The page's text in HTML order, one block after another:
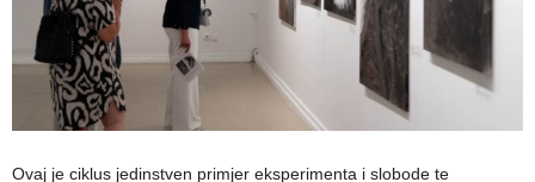
Ovaj je ciklus jedinstven primjer eksperimenta i slobode te